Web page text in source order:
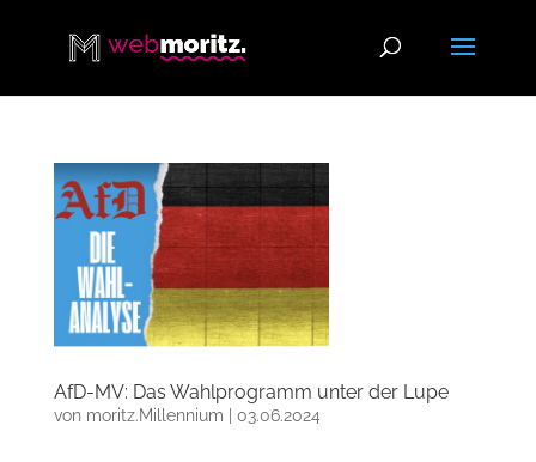
AfD-MV: Das Wahlprogramm unter der Lupe
von moritz.Millennium 03.06.2024